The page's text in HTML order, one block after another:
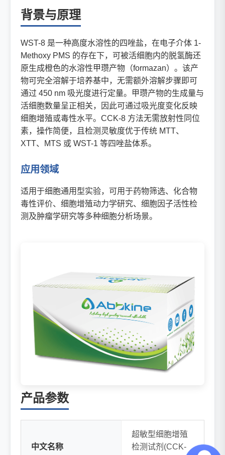
背景与原理
WST-8 是一种高度水溶性的四唑盐，在电子介体 1-
Methoxy PMS 的存在下，可被活细胞内的脱氢酶还
原生成橙色的水溶性甲瓒产物（formazan）。该产
物可完全溶解于培养基中，无需额外溶解步骤即可
通过 450 nm 吸光度进行定量。甲瓒产物的生成量与
活细胞数量呈正相关，因此可通过吸光度变化反映
细胞增殖或毒性水平。CCK-8 方法无需放射性同位
素，操作简便，且检测灵敏度优于传统 MTT、
XTT、MTS 或 WST-1 等四唑盐体系。
应用领域
适用于细胞通用型实验，可用于药物筛选、化合物
毒性评价、细胞增殖动力学研究、细胞因子活性检
测及肿瘤学研究等多种细胞分析场景。
产品参数
中文名称
超敏型细胞增殖
检测试剂(CCK-